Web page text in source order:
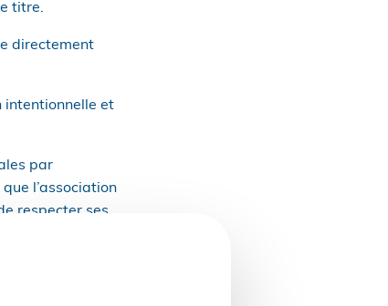
titre.
directement
intentionnelle et
par
l’association
respecter ses